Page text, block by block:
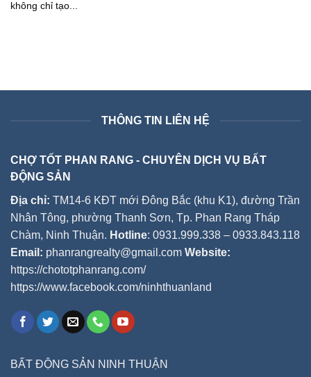
không chỉ tạo...
THÔNG TIN LIÊN HỆ
CHỢ TỐT PHAN RANG - CHUYÊN DỊCH VỤ BẤT
ĐỘNG SẢN
Địa chỉ: TM14-6 KĐT mới Đông Bắc (khu K1), đường Trần
Nhân Tông, phường Thanh Sơn, Tp. Phan Rang Tháp
Chàm, Ninh Thuận. Hotline: 0931.999.338 – 0933.843.118
Email: phanrangrealty@gmail.com Website:
https://chototphanrang.com/
https://www.facebook.com/ninhthuanland
BẤT ĐỘNG SẢN NINH THUẬN